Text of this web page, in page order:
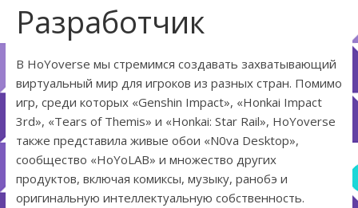
Разработчик
В HoYoverse мы стремимся создавать захватывающий
виртуальный мир для игроков из разных стран. Помимо
игр, среди которых «Genshin Impact», «Honkai Impact
3rd», «Tears of Themis» и «Honkai: Star Rail», HoYoverse
также представила живые обои «N0va Desktop»,
сообщество «HoYoLAB» и множество других
продуктов, включая комиксы, музыку, ранобэ и
оригинальную интеллектуальную собственность.